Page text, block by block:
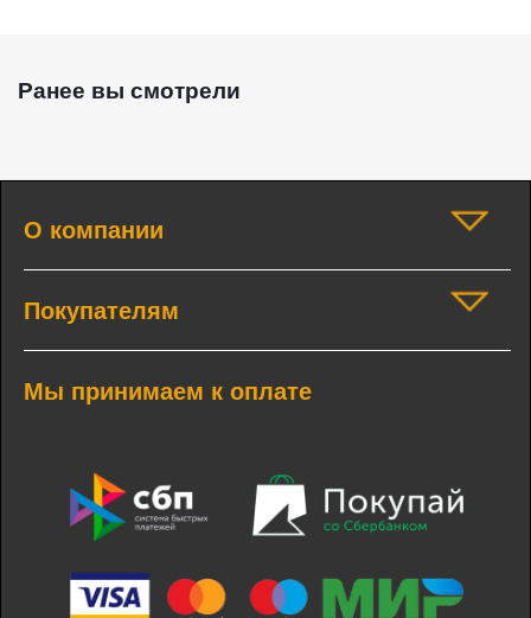
Ранее вы смотрели
О компании
Покупателям
Мы принимаем к оплате